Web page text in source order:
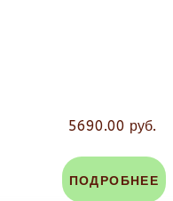
5690.00 руб.
ПОДРОБНЕЕ